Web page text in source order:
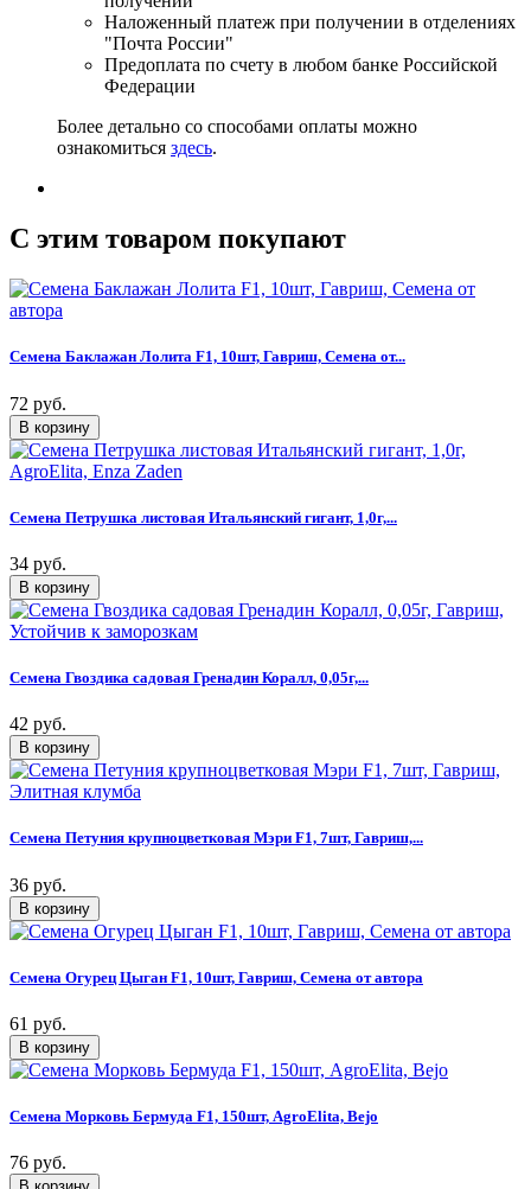
Наложенный платеж при получении в отделениях
"Почта России"
Предоплата по счету в любом банке Российской
Федерации
Более детально со способами оплаты можно
ознакомиться здесь.
C этим товаром покупают
Семена Баклажан Лолита F1, 10шт, Гавриш, Семена от...
72 руб.
Семена Петрушка листовая Итальянский гигант, 1,0г,...
34 руб.
Семена Гвоздика садовая Гренадин Коралл, 0,05г,...
42 руб.
Семена Петуния крупноцветковая Мэри F1, 7шт, Гавриш,...
36 руб.
Семена Огурец Цыган F1, 10шт, Гавриш, Семена от автора
61 руб.
Семена Морковь Бермуда F1, 150шт, AgroElita, Bejo
76 руб.